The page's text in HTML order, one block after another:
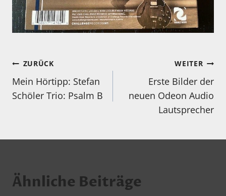
Beitragsnavigation
ZURÜCK
Mein Hörtipp: Stefan
Schöler Trio: Psalm B
WEITER
Erste Bilder der
neuen Odeon Audio
Lautsprecher
Ähnliche Beiträge